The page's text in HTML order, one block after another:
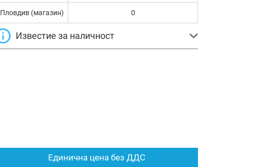
Единична цена без ДДС
Пловдив (магазин) 0
Известие за наличност